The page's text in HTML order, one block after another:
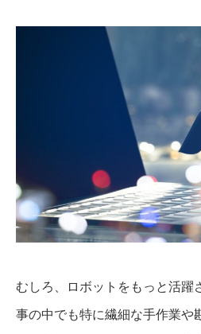
むしろ、ロボットをもっと活躍
事の中でも特に繊細な手作業や